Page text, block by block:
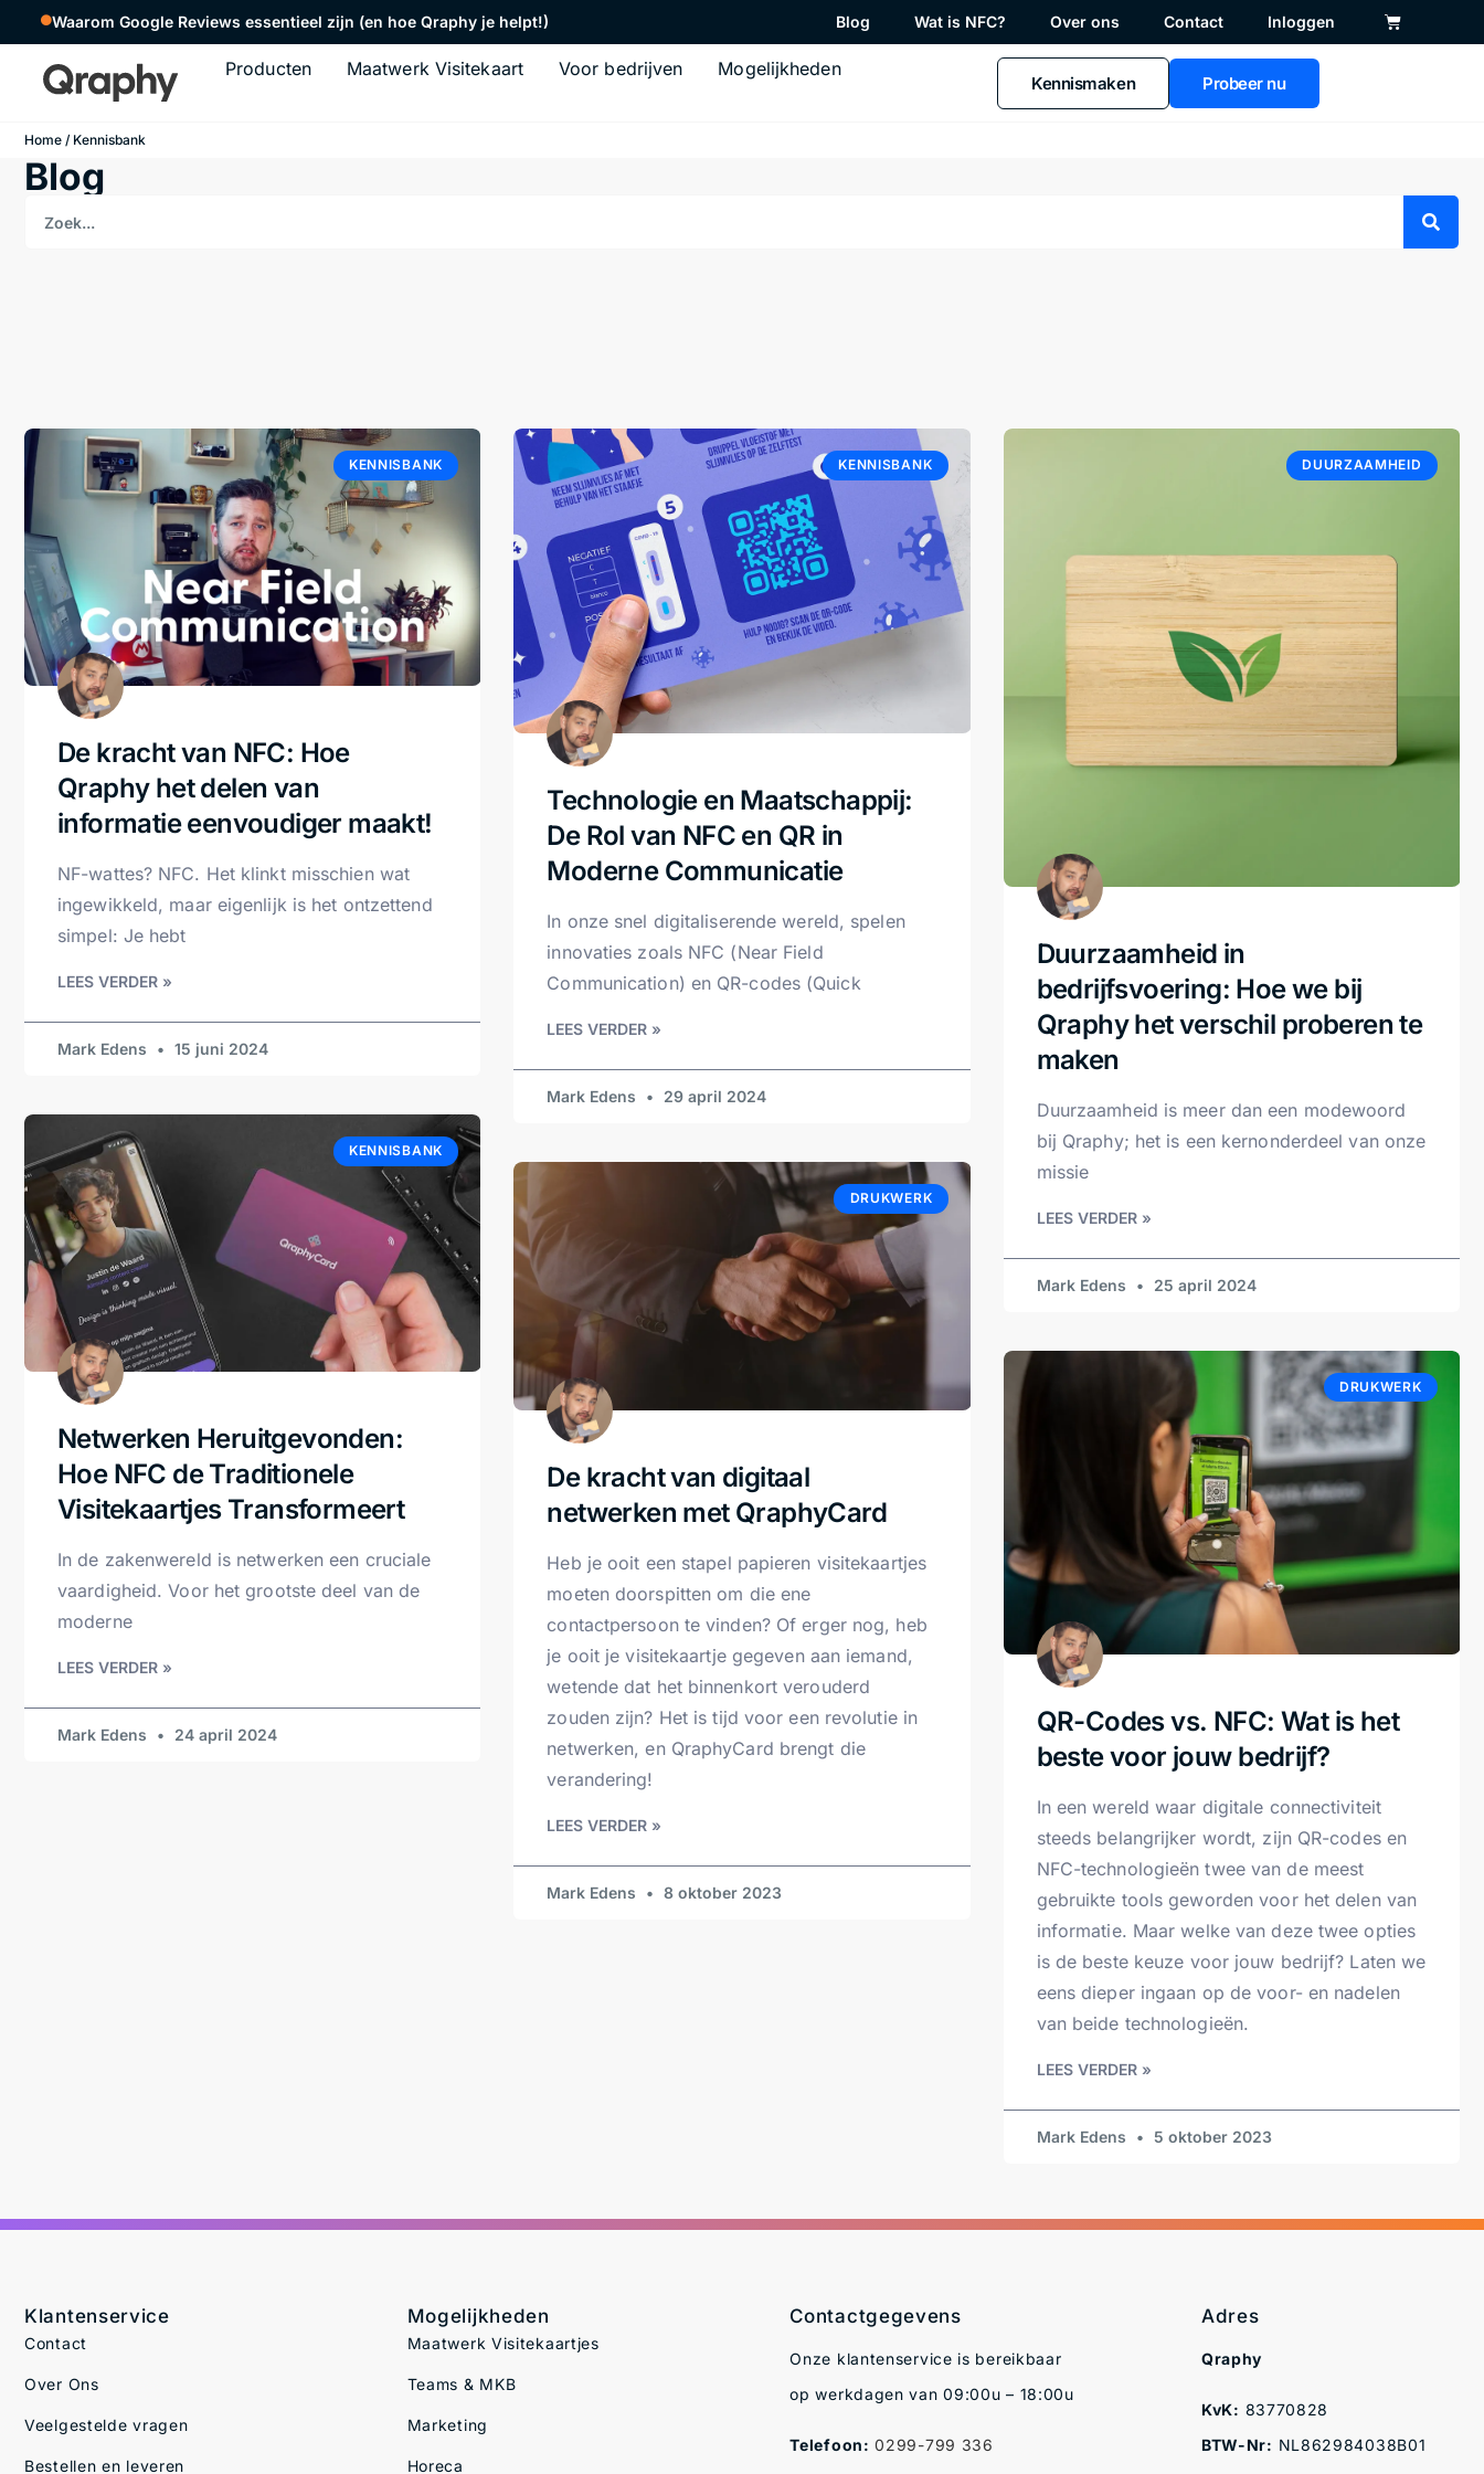
Waarom Google Reviews essentieel zijn (en hoe Qraphy je helpt!) Blog Wat is NFC? Over ons Contact Inloggen
Producten Maatwerk Visitekaart Voor bedrijven Mogelijkheden
Kennismaken Probeer nu
Home / Kennisbank
Blog
KENNISBANK
De kracht van NFC: Hoe
Qraphy het delen van
informatie eenvoudiger maakt!
NF-wattes? NFC. Het klinkt misschien wat
ingewikkeld, maar eigenlijk is het ontzettend
simpel: Je hebt
LEES VERDER »
Mark Edens 15 juni 2024
KENNISBANK
Technologie en Maatschappij:
De Rol van NFC en QR in
Moderne Communicatie
In onze snel digitaliserende wereld, spelen
innovaties zoals NFC (Near Field
Communication) en QR-codes (Quick
LEES VERDER »
Mark Edens 29 april 2024
DUURZAAMHEID
Duurzaamheid in
bedrijfsvoering: Hoe we bij
Qraphy het verschil proberen te
maken
Duurzaamheid is meer dan een modewoord
bij Qraphy; het is een kernonderdeel van onze
missie
LEES VERDER »
Mark Edens 25 april 2024
KENNISBANK
Netwerken Heruitgevonden:
Hoe NFC de Traditionele
Visitekaartjes Transformeert
In de zakenwereld is netwerken een cruciale
vaardigheid. Voor het grootste deel van de
moderne
LEES VERDER »
Mark Edens 24 april 2024
DRUKWERK
De kracht van digitaal
netwerken met QraphyCard
Heb je ooit een stapel papieren visitekaartjes
moeten doorspitten om die ene
contactpersoon te vinden? Of erger nog, heb
je ooit je visitekaartje gegeven aan iemand,
wetende dat het binnenkort verouderd
zouden zijn? Het is tijd voor een revolutie in
netwerken, en QraphyCard brengt die
verandering!
LEES VERDER »
Mark Edens 8 oktober 2023
DRUKWERK
QR-Codes vs. NFC: Wat is het
beste voor jouw bedrijf?
In een wereld waar digitale connectiviteit
steeds belangrijker wordt, zijn QR-codes en
NFC-technologieën twee van de meest
gebruikte tools geworden voor het delen van
informatie. Maar welke van deze twee opties
is de beste keuze voor jouw bedrijf? Laten we
eens dieper ingaan op de voor- en nadelen
van beide technologieën.
LEES VERDER »
Mark Edens 5 oktober 2023
Klantenservice
Contact
Over Ons
Veelgestelde vragen
Bestellen en leveren
Mogelijkheden
Maatwerk Visitekaartjes
Teams & MKB
Marketing
Horeca
Contactgegevens
Onze klantenservice is bereikbaar
op werkdagen van 09:00u – 18:00u
Telefoon: 0299-799 336
Adres
Qraphy
KvK: 83770828
BTW-Nr: NL862984038B01